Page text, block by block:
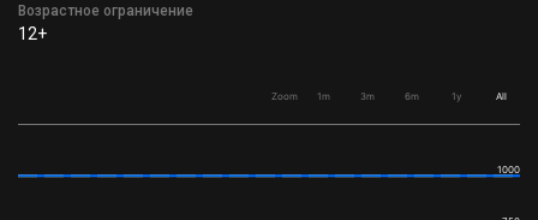
Возрастное ограничение
12+
Zoom 1m 3m 6m 1y All
1000